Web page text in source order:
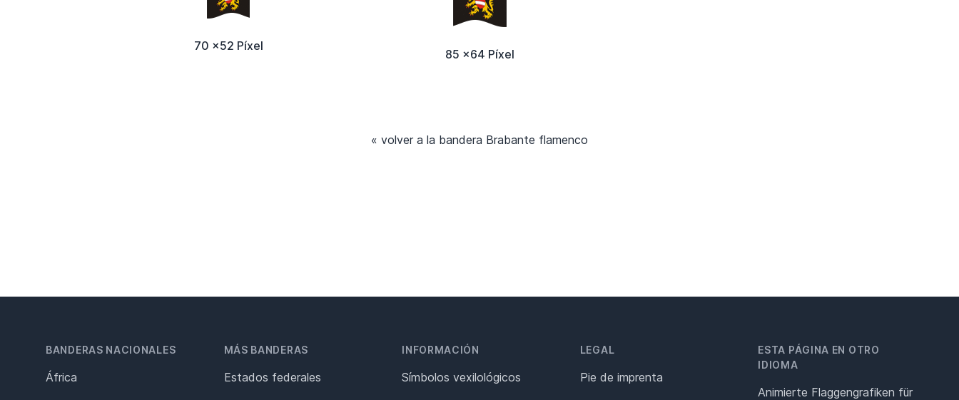
70 x52 Píxel
85 x64 Píxel
« volver a la bandera Brabante flamenco
BANDERAS NACIONALES
África
MÁS BANDERAS
Estados federales
INFORMACIÓN
Símbolos vexilológicos
LEGAL
Pie de imprenta
ESTA PÁGINA EN OTRO
IDIOMA
Animierte Flaggengrafiken für